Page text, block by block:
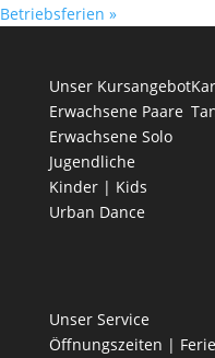
Betriebsferien »
Unser Kursangebot
Erwachsene Paare
Erwachsene Solo
Jugendliche
Kinder | Kids
Urban Dance
Unser Service
Öffnungszeiten |